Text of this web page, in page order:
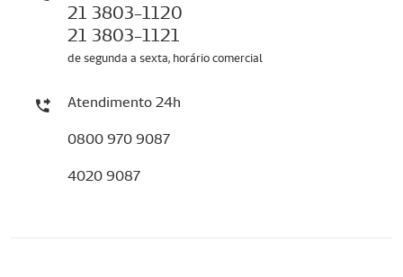
21 3803-1120
21 3803-1121
de segunda a sexta, horário comercial
Atendimento 24h
0800 970 9087
4020 9087